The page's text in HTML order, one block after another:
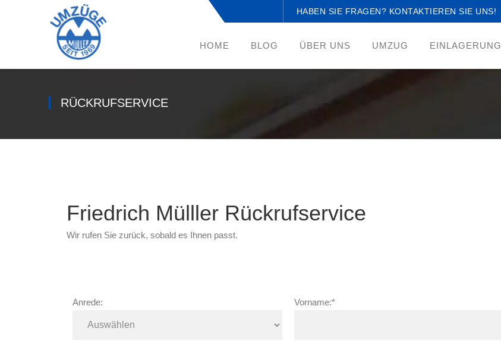
HABEN SIE FRAGEN? KONTAKTIEREN SIE UNS!
HOME BLOG ÜBER UNS UMZUG EINLAGERUNG
RÜCKRUFSERVICE
Friedrich Mülller Rückrufservice
Wir rufen Sie zurück, sobald es Ihnen passt.
Anrede: Vorname:*